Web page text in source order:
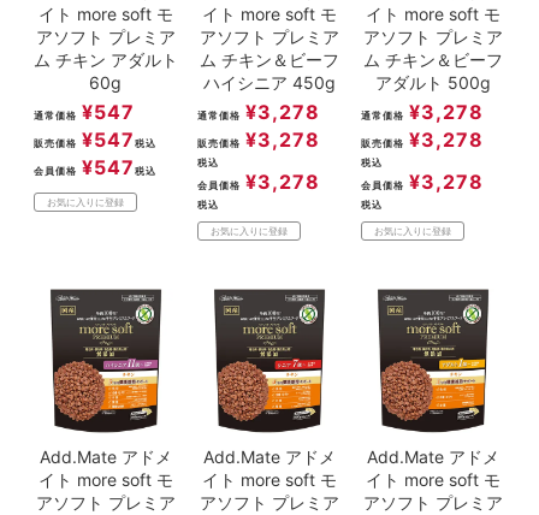
イト more soft モ
アソフト プレミア
ム チキン アダルト
60g
通常価格 ¥547
販売価格 ¥547 税込
会員価格 ¥547 税込
お気に入りに登録
イト more soft モ
アソフト プレミア
ム チキン＆ビーフ
ハイシニア 450g
通常価格 ¥3,278
販売価格 ¥3,278
税込
会員価格 ¥3,278
税込
お気に入りに登録
イト more soft モ
アソフト プレミア
ム チキン＆ビーフ
アダルト 500g
通常価格 ¥3,278
販売価格 ¥3,278
税込
会員価格 ¥3,278
税込
お気に入りに登録
Add.Mate アドメ
イト more soft モ
アソフト プレミア
Add.Mate アドメ
イト more soft モ
アソフト プレミア
Add.Mate アドメ
イト more soft モ
アソフト プレミア